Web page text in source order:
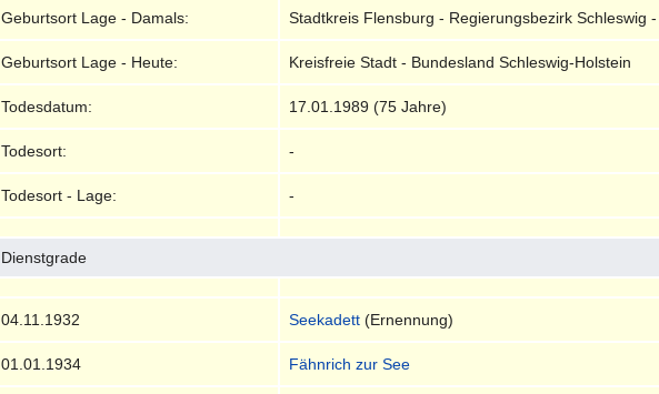
Geburtsort Lage - Damals: Stadtkreis Flensburg - Regierungsbezirk Schleswig
Geburtsort Lage - Heute: Kreisfreie Stadt - Bundesland Schleswig-Holstein
Todesdatum: 17.01.1989 (75 Jahre)
Todesort: -
Todesort - Lage: -
Dienstgrade
04.11.1932 Seekadett (Ernennung)
01.01.1934 Fähnrich zur See